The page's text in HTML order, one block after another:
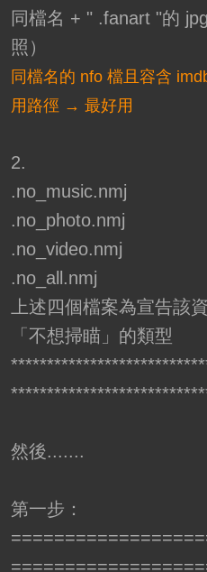
同檔名 + " .fanart "的
照）
同檔名的 nfo 檔且容含
用路徑 → 最好用
2.
.no_music.nmj
.no_photo.nmj
.no_video.nmj
.no_all.nmj
上述四個檔案為宣告該
「不想掃瞄」的類型
然後.......
第一步：